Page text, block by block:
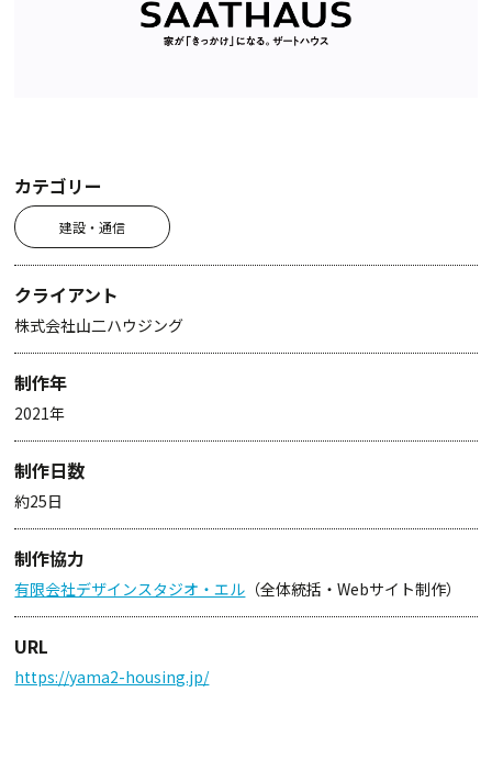
カテゴリー
建設・通信
クライアント
株式会社山二ハウジング
制作年
2021年
制作日数
約25日
制作協力
有限会社デザインスタジオ・エル （全体統括・Webサイト制作）
URL
https://yama2-housing.jp/